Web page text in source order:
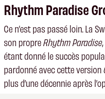
Rhythm Paradise
Ce n’est pas passé loin. La
son propreRhythm Paradise
étant donné le succès
pardonné avec cette version
plus d’une décennie après